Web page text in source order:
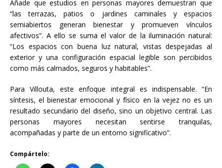
Añade que estudios en personas mayores demuestran que
“las terrazas, patios o jardines caminales y espacios
semiabiertos generan bienestar y promueven vínculos
afectivos”. A ello se suma el valor de la iluminación natural:
“Los espacios con buena luz natural, vistas despejadas al
exterior y una configuración espacial legible son percibidos
como más calmados, seguros y habitables”.
Para Villouta, este enfoque integral es indispensable. “En
síntesis, el bienestar emocional y físico en la vejez no es un
resultado secundario del diseño, sino un objetivo central. Las
personas mayores necesitan sentirse tranquilas,
acompañadas y parte de un entorno significativo”.
Compártelo: